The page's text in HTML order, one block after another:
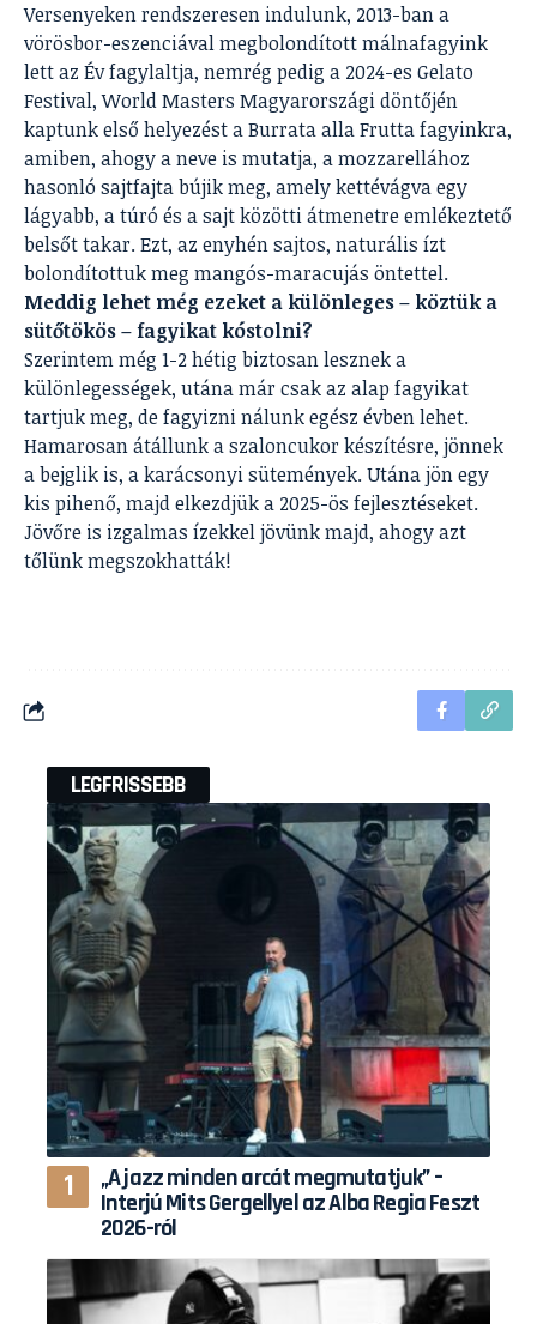
Versenyeken rendszeresen indulunk, 2013-ban a
vörösbor-eszenciával megbolondított málnafagyink
lett az Év fagylaltja, nemrég pedig a 2024-es Gelato
Festival, World Masters Magyarországi döntőjén
kaptunk első helyezést a Burrata alla Frutta fagyinkra,
amiben, ahogy a neve is mutatja, a mozzarellához
hasonló sajtfajta bújik meg, amely kettévágva egy
lágyabb, a túró és a sajt közötti átmenetre emlékeztető
belsőt takar. Ezt, az enyhén sajtos, naturális ízt
bolondítottuk meg mangós-maracujás öntettel.
Meddig lehet még ezeket a különleges – köztük a
sütőtökös – fagyikat kóstolni?
Szerintem még 1-2 hétig biztosan lesznek a
különlegességek, utána már csak az alap fagyikat
tartjuk meg, de fagyizni nálunk egész évben lehet.
Hamarosan átállunk a szaloncukor készítésre, jönnek
a bejglik is, a karácsonyi sütemények. Utána jön egy
kis pihenő, majd elkezdjük a 2025-ös fejlesztéseket.
Jövőre is izgalmas ízekkel jövünk majd, ahogy azt
tőlünk megszokhatták!
LEGFRISSEBB
„A jazz minden arcát megmutatjuk” –
Interjú Mits Gergellyel az Alba Regia Feszt
2026-ról